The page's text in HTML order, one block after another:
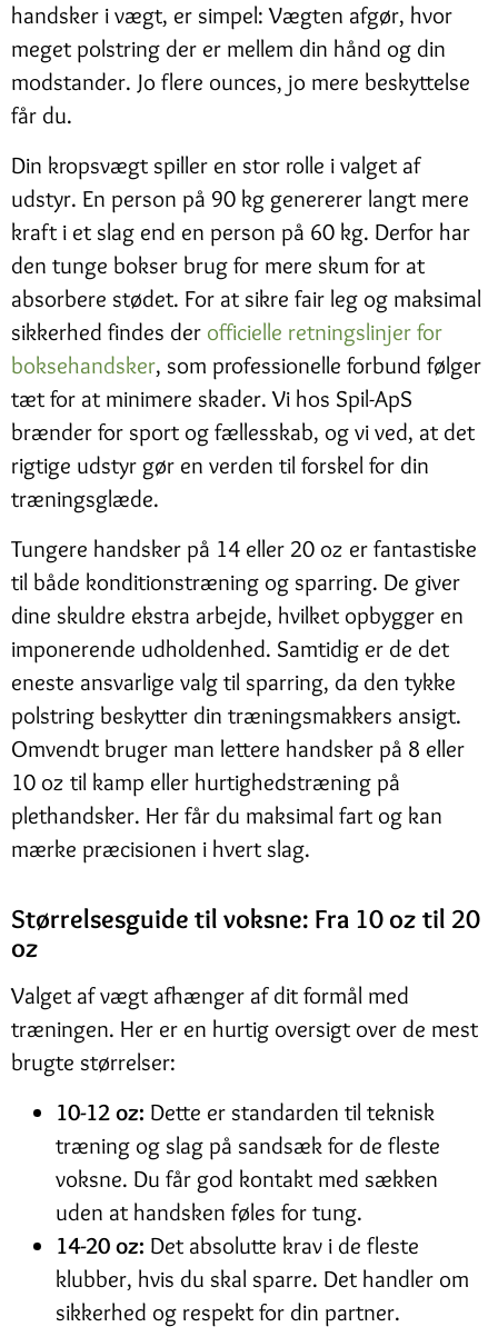
handsker i vægt, er simpel: Vægten afgør, hvor
meget polstring der er mellem din hånd og din
modstander. Jo flere ounces, jo mere beskyttelse
får du.
Din kropsvægt spiller en stor rolle i valget af
udstyr. En person på 90 kg genererer langt mere
kraft i et slag end en person på 60 kg. Derfor har
den tunge bokser brug for mere skum for at
absorbere stødet. For at sikre fair leg og maksimal
sikkerhed findes der officielle retningslinjer for
boksehandsker, som professionelle forbund følger
tæt for at minimere skader. Vi hos Spil-ApS
brænder for sport og fællesskab, og vi ved, at det
rigtige udstyr gør en verden til forskel for din
træningsglæde.
Tungere handsker på 14 eller 20 oz er fantastiske
til både konditionstræning og sparring. De giver
dine skuldre ekstra arbejde, hvilket opbygger en
imponerende udholdenhed. Samtidig er de det
eneste ansvarlige valg til sparring, da den tykke
polstring beskytter din træningsmakkers ansigt.
Omvendt bruger man lettere handsker på 8 eller
10 oz til kamp eller hurtighedstræning på
plethandsker. Her får du maksimal fart og kan
mærke præcisionen i hvert slag.
Størrelsesguide til voksne: Fra 10 oz til 20
oz
Valget af vægt afhænger af dit formål med
træningen. Her er en hurtig oversigt over de mest
brugte størrelser:
10-12 oz: Dette er standarden til teknisk
træning og slag på sandsæk for de fleste
voksne. Du får god kontakt med sækken
uden at handsken føles for tung.
14-20 oz: Det absolutte krav i de fleste
klubber, hvis du skal sparre. Det handler om
sikkerhed og respekt for din partner.